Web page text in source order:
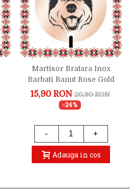
Martisor Bratara Inox
Barbati Banut Rose Gold
Husky Zambaret
15,90 RON 20,90 RON
-24%
- +
Adauga in cos